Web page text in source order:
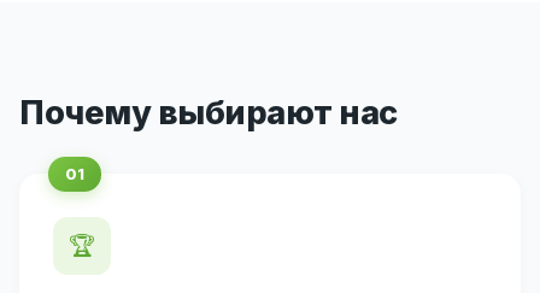
Почему выбирают нас
🏆